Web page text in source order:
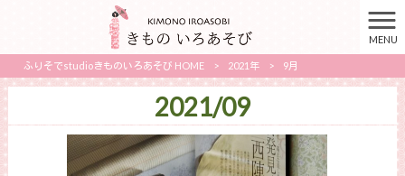
MENU
ふりそでstudioきものいろあそび HOME > 2021年 > 9月
2021/09